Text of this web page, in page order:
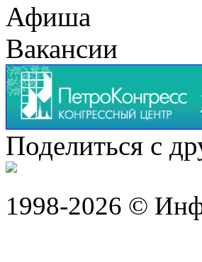
Афиша
Вакансии
Поделиться с
1998-2026 ©